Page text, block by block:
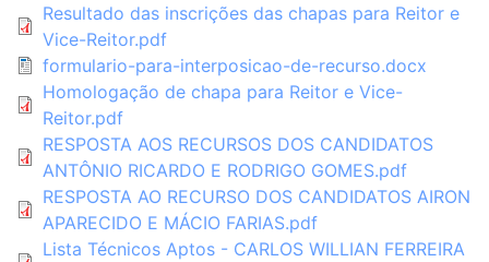
Resultado das inscrições das chapas para Reitor e
Vice-Reitor.pdf
formulario-para-interposicao-de-recurso.docx
Homologação de chapa para Reitor e Vice-
Reitor.pdf
RESPOSTA AOS RECURSOS DOS CANDIDATOS
ANTÔNIO RICARDO E RODRIGO GOMES.pdf
RESPOSTA AO RECURSO DOS CANDIDATOS AIRON
APARECIDO E MÁCIO FARIAS.pdf
Lista Técnicos Aptos - CARLOS WILLIAN FERREIRA